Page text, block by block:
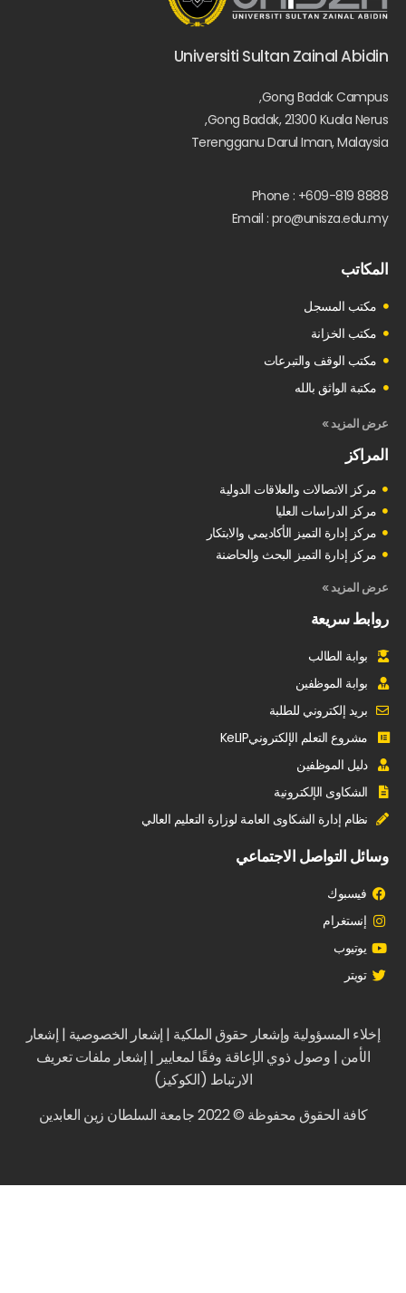
Universiti Sultan Zainal Abidin
Gong Badak Campus,
Gong Badak, 21300 Kuala Nerus,
Terengganu Darul Iman, Malaysia
Phone : +609-819 8888
Email : pro@unisza.edu.my
المكاتب
مكتب المسجل
مكتب الخزانة
مكتب الوقف والتبرعات
مكتبة الواثق بالله
عرض المزيد »
المراكز
مركز الاتصالات والعلاقات الدولية
مركز الدراسات العليا
مركز إدارة التميز الأكاديمي والابتكار
مركز إدارة التميز البحث والحاضنة
عرض المزيد »
روابط سريعة
بوابة الطالب
بوابة الموظفين
بريد إلكتروني للطلبة
مشروع التعلم الإلكترونيKeLIP
دليل الموظفين
الشكاوى الإلكترونية
نظام إدارة الشكاوى العامة لوزارة التعليم العالي
وسائل التواصل الاجتماعي
فيسبوك
إنستغرام
يوتيوب
تويتر
إخلاء المسؤولية وإشعار حقوق الملكية | إشعار الخصوصية | إشعار
الأمن | وصول ذوي الإعاقة وفقًا لمعايير | إشعار ملفات تعريف
الارتباط (الكوكيز)
كافة الحقوق محفوظة © 2022 جامعة السلطان زين العابدين